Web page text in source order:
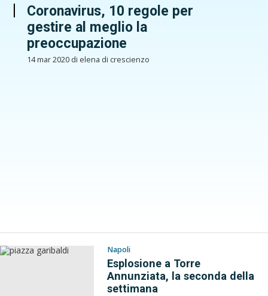
Coronavirus, 10 regole per
gestire al meglio la
preoccupazione
14 mar 2020 di elena di crescienzo
Napoli
Esplosione a Torre
Annunziata, la seconda della
settimana